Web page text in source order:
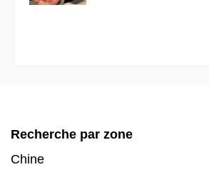
Recherche par zone
Chine